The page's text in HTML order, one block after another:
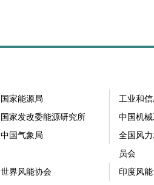
国家能源局
工业和
国家发改委能源研究所
中国机
中国气象局
全国风
员会
世界风能协会 印度风